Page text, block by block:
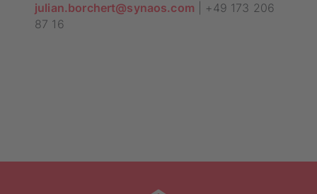
julian.borchert@synaos.com | +49 173 206
87 16